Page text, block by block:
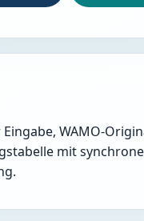
WAMO-
mit